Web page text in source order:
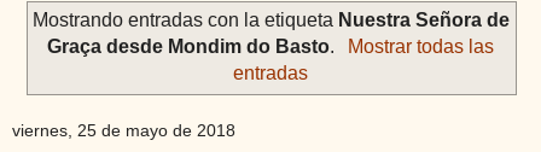
Mostrando entradas con la etiqueta Nuestra Señora de
Graça desde Mondim do Basto.
Mostrar todas las
entradas
viernes, 25 de mayo de 2018